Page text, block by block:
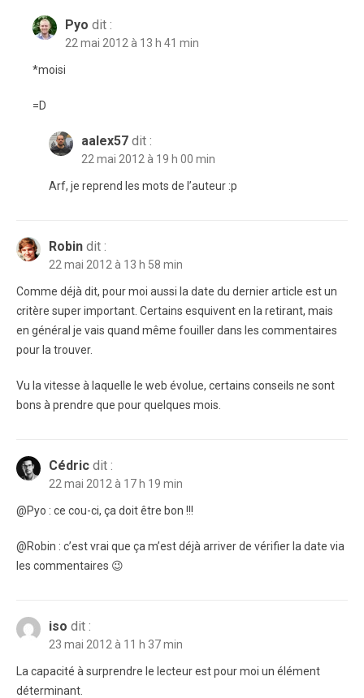
Pyo dit :
22 mai 2012 à 13 h 41 min
*moisi
=D
aalex57 dit :
22 mai 2012 à 19 h 00 min
Arf, je reprend les mots de l’auteur :p
Robin dit :
22 mai 2012 à 13 h 58 min
Comme déjà dit, pour moi aussi la date du dernier article est un
critère super important. Certains esquivent en la retirant, mais
en général je vais quand même fouiller dans les commentaires
pour la trouver.
Vu la vitesse à laquelle le web évolue, certains conseils ne sont
bons à prendre que pour quelques mois.
Cédric dit :
22 mai 2012 à 17 h 19 min
@Pyo : ce cou-ci, ça doit être bon !!!
@Robin : c’est vrai que ça m’est déjà arriver de vérifier la date via
les commentaires 😉
iso dit :
23 mai 2012 à 11 h 37 min
La capacité à surprendre le lecteur est pour moi un élément
déterminant.